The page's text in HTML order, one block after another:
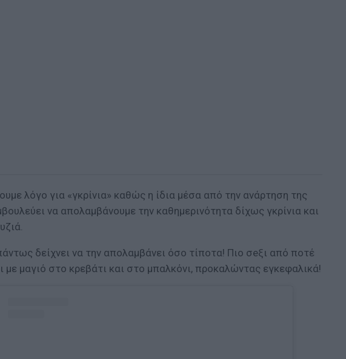
λόγο για «γκρίνια» καθώς η ίδια μέσα από την ανάρτηση της
να απολαμβάνουμε την καθημερινότητα δίχως γκρίνια και
δείχνει να την απολαμβάνει όσο τίποτα! Πιο σeξι από ποτέ
με μαγιό στο κρεβάτι και στο μπαλκόνι, προκαλώντας εγκεφαλικά!